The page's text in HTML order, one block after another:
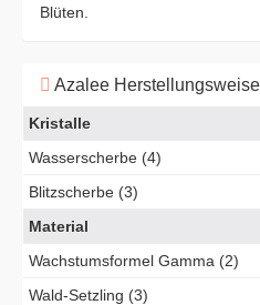
Blüten.
Azalee
Kristalle
Wasserscherbe (4)
Blitzscherbe (3)
Material
Wachstumsformel Gamma (2)
Wald-Setzling (3)